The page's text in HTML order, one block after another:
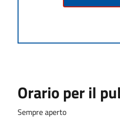
Orario per il
Sempre aperto